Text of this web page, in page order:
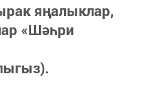
яңалыклар,
«Шәһри